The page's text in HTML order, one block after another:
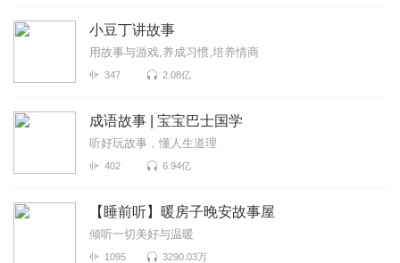
小豆丁讲故事
用故事与游戏,养成习惯,培养情商
347 2.08亿
成语故事 | 宝宝巴士国学
听好玩故事，懂人生道理
402 6.94亿
【睡前听】暖房子晚安故事屋
倾听一切美好与温暖
1095 3290.03万